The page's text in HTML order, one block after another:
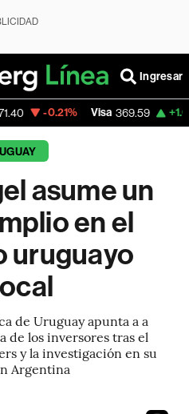
Ingresar
Visa 369.59 +1.07%
asume un
en el
uruguayo
de Uruguay apunta a a
de los inversores tras el
y la investigación en su
Argentina